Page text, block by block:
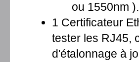
ou 1550nm ).
1 Certificateur
tester les RJ45,
d'étalonnage à